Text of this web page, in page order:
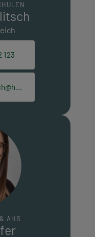
123
barbara.jeglitsch@hpt.at
AHS